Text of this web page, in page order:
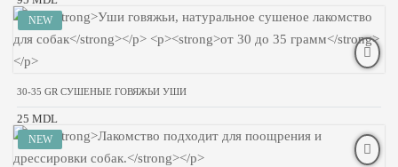
30-35 GR СУШЕНЫЕ ГОВЯЖЬИ УШИ
25 MDL